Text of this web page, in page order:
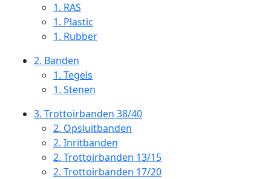
1. RAS
1. Plastic
1. Rubber
2. Banden
1. Tegels
1. Stenen
3. Trottoirbanden 38/40
2. Opsluitbanden
2. Inritbanden
2. Trottoirbanden 13/15
2. Trottoirbanden 17/20